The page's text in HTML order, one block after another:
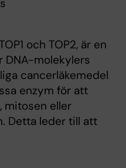
och TOP2, är en
DNA-molekylers
cancerläkemedel
enzym för att
mitosen eller
Detta leder till att